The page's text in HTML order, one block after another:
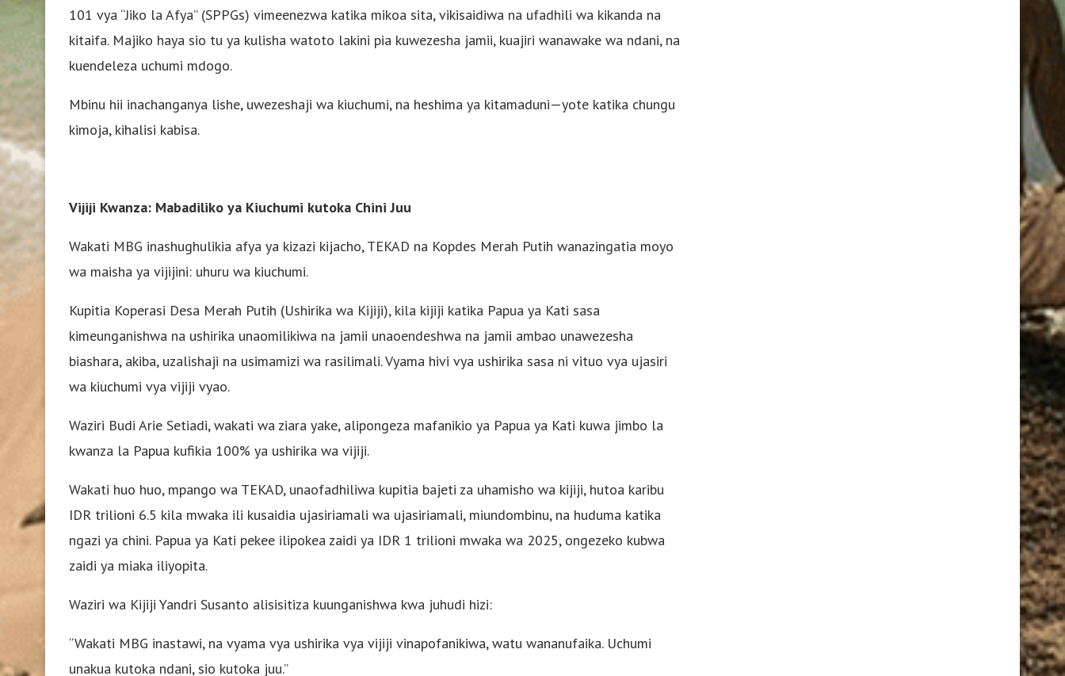
101 vya “Jiko la Afya” (SPPGs) vimeenezwa katika mikoa sita, vikisaidiwa na ufadhili wa kikanda na
kitaifa. Majiko haya sio tu ya kulisha watoto lakini pia kuwezesha jamii, kuajiri wanawake wa ndani, na
kuendeleza uchumi mdogo.
Mbinu hii inachanganya lishe, uwezeshaji wa kiuchumi, na heshima ya kitamaduni—yote katika chungu
kimoja, kihalisi kabisa.
Vijiji Kwanza: Mabadiliko ya Kiuchumi kutoka Chini Juu
Wakati MBG inashughulikia afya ya kizazi kijacho, TEKAD na Kopdes Merah Putih wanazingatia moyo
wa maisha ya vijijini: uhuru wa kiuchumi.
Kupitia Koperasi Desa Merah Putih (Ushirika wa Kijiji), kila kijiji katika Papua ya Kati sasa
kimeunganishwa na ushirika unaomilikiwa na jamii unaoendeshwa na jamii ambao unawezesha
biashara, akiba, uzalishaji na usimamizi wa rasilimali. Vyama hivi vya ushirika sasa ni vituo vya ujasiri
wa kiuchumi vya vijiji vyao.
Waziri Budi Arie Setiadi, wakati wa ziara yake, alipongeza mafanikio ya Papua ya Kati kuwa jimbo la
kwanza la Papua kufikia 100% ya ushirika wa vijiji.
Wakati huo huo, mpango wa TEKAD, unaofadhiliwa kupitia bajeti za uhamisho wa kijiji, hutoa karibu
IDR trilioni 6.5 kila mwaka ili kusaidia ujasiriamali wa ujasiriamali, miundombinu, na huduma katika
ngazi ya chini. Papua ya Kati pekee ilipokea zaidi ya IDR 1 trilioni mwaka wa 2025, ongezeko kubwa
zaidi ya miaka iliyopita.
Waziri wa Kijiji Yandri Susanto alisisitiza kuunganishwa kwa juhudi hizi:
“Wakati MBG inastawi, na vyama vya ushirika vya vijiji vinapofanikiwa, watu wananufaika. Uchumi
unakua kutoka ndani, sio kutoka juu.”